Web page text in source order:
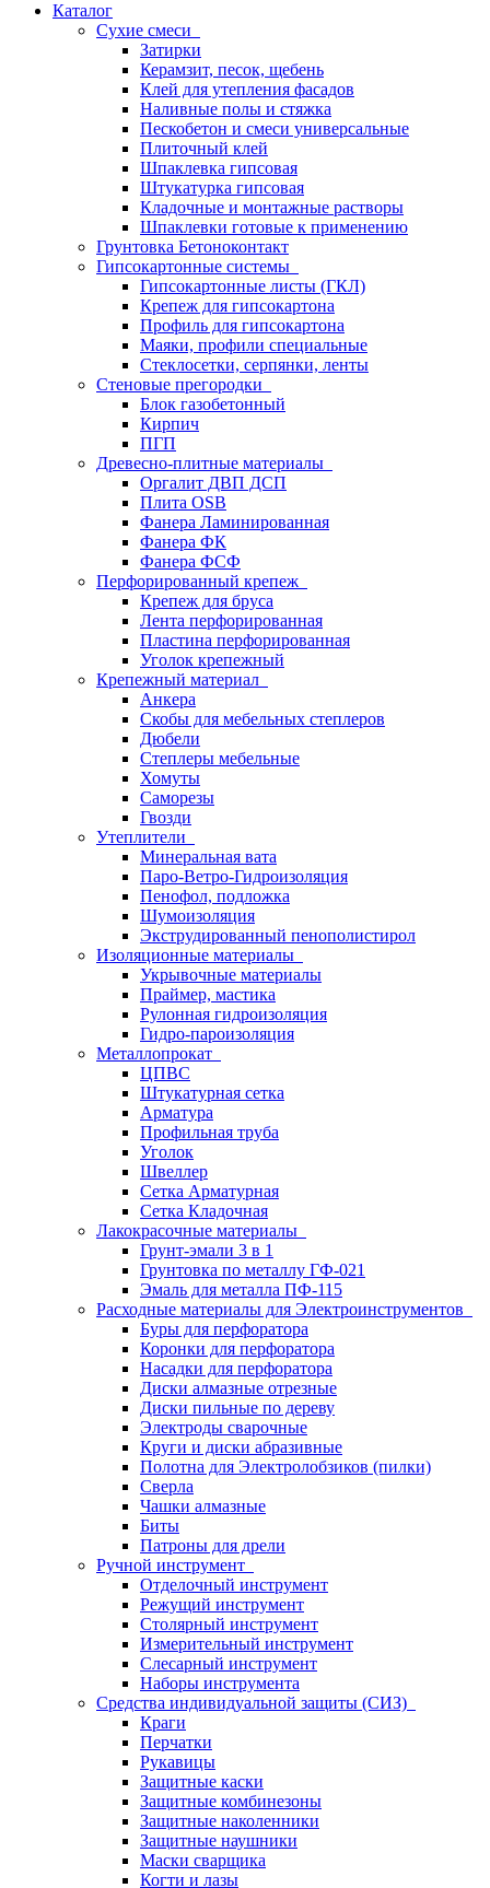
Каталог
Сухие смеси
Затирки
Керамзит, песок, щебень
Клей для утепления фасадов
Наливные полы и стяжка
Пескобетон и смеси универсальные
Плиточный клей
Шпаклевка гипсовая
Штукатурка гипсовая
Кладочные и монтажные растворы
Шпаклевки готовые к применению
Грунтовка Бетоноконтакт
Гипсокартонные системы
Гипсокартонные листы (ГКЛ)
Крепеж для гипсокартона
Профиль для гипсокартона
Маяки, профили специальные
Стеклосетки, серпянки, ленты
Стеновые прегородки
Блок газобетонный
Кирпич
ПГП
Древесно-плитные материалы
Оргалит ДВП ДСП
Плита OSB
Фанера Ламинированная
Фанера ФК
Фанера ФСФ
Перфорированный крепеж
Крепеж для бруса
Лента перфорированная
Пластина перфорированная
Уголок крепежный
Крепежный материал
Анкера
Скобы для мебельных степлеров
Дюбели
Степлеры мебельные
Хомуты
Саморезы
Гвозди
Утеплители
Минеральная вата
Паро-Ветро-Гидроизоляция
Пенофол, подложка
Шумоизоляция
Экструдированный пенополистирол
Изоляционные материалы
Укрывочные материалы
Праймер, мастика
Рулонная гидроизоляция
Гидро-пароизоляция
Металлопрокат
ЦПВС
Штукатурная сетка
Арматура
Профильная труба
Уголок
Швеллер
Сетка Арматурная
Сетка Кладочная
Лакокрасочные материалы
Грунт-эмали 3 в 1
Грунтовка по металлу ГФ-021
Эмаль для металла ПФ-115
Расходные материалы для Электроинструментов
Буры для перфоратора
Коронки для перфоратора
Насадки для перфоратора
Диски алмазные отрезные
Диски пильные по дереву
Электроды сварочные
Круги и диски абразивные
Полотна для Электролобзиков (пилки)
Сверла
Чашки алмазные
Биты
Патроны для дрели
Ручной инструмент
Отделочный инструмент
Режущий инструмент
Столярный инструмент
Измерительный инструмент
Слесарный инструмент
Наборы инструмента
Средства индивидуальной защиты (СИЗ)
Краги
Перчатки
Рукавицы
Защитные каски
Защитные комбинезоны
Защитные наколенники
Защитные наушники
Маски сварщика
Когти и лазы